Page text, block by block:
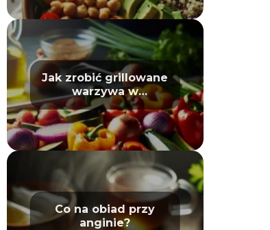
Jak zrobić grillowane
warzywa w
piekarniku – poradnik
Co na obiad przy
anginie?